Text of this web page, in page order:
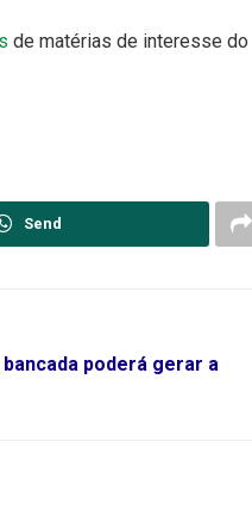
de matérias de interesse do
Send
poderá gerar a